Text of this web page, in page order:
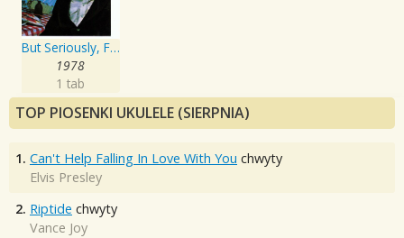
But Seriously, Folks...
1978
1 tab
TOP PIOSENKI UKULELE (SIERPNIA)
1. Can't Help Falling In Love With You chwyty
Elvis Presley
2. Riptide chwyty
Vance Joy